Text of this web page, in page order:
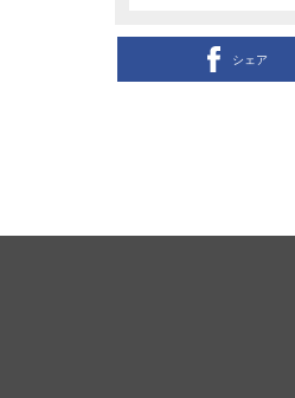
シェア